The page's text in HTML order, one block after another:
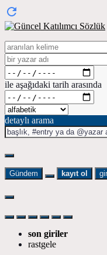
ile aşağıdaki tarih arasında
detaylı arama
Gündem kayıt ol
son giriler
rastgele